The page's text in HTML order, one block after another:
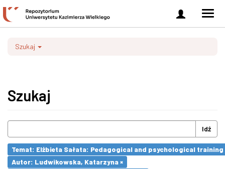
Zaloguj
się
Szukaj
Szukaj
Idź
Temat: Elżbieta Sałata: Pedagogical and psychological
Autor: Ludwikowska, Katarzyna ×